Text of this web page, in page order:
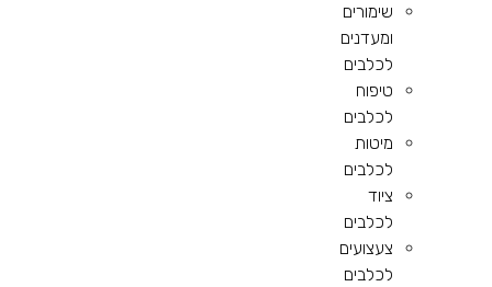
שימורים
ומעדנים
לכלבים
טיפוח
לכלבים
מיטות
לכלבים
ציוד
לכלבים
צעצועים
לכלבים